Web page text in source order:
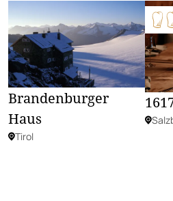
Brandenburger
Haus
Tirol